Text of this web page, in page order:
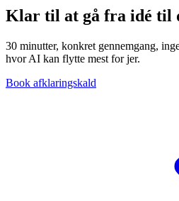
Klar til at gå fra idé til
30 minutter, konkret gennemgang,
hvor AI kan flytte mest for jer.
Book afklaringskald